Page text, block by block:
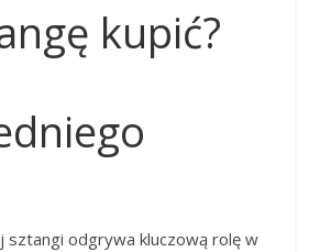
kupić?
sztangi odgrywa kluczową rolę w